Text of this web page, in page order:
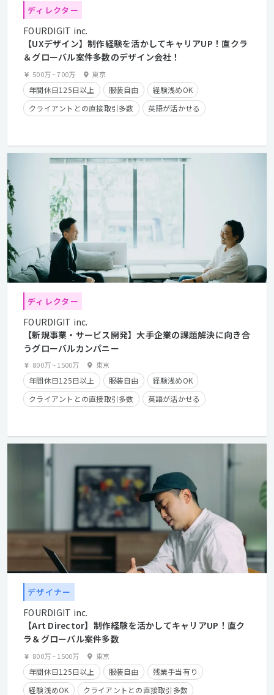
ディレクター
FOURDIGIT inc.
【UXデザイン】制作経験を活かしてキャリアUP！直クラ
＆グローバル案件多数のデザイン会社！
500万~700万 東京
年間休日125日以上 服装自由
経験浅めOK
クライアントとの直接取引多数
英語が活かせる
フレックスタイム制
学歴不問
経験者優遇
第二新卒歓迎
ディレクター
FOURDIGIT inc.
【新規事業・サービス開発】大手企業の課題解決に向き合
うグローバルカンパニー
800万~1500万 東京
年間休日125日以上 服装自由
経験浅めOK
クライアントとの直接取引多数
英語が活かせる
学歴不問
経験者優遇
第二新卒歓迎
デザイナー
FOURDIGIT inc.
【Art Director】制作経験を活かしてキャリアUP！直ク
ラ＆グローバル案件多数
800万~1500万 東京
年間休日125日以上 服装自由
残業手当有り
経験浅めOK
クライアントとの直接取引多数